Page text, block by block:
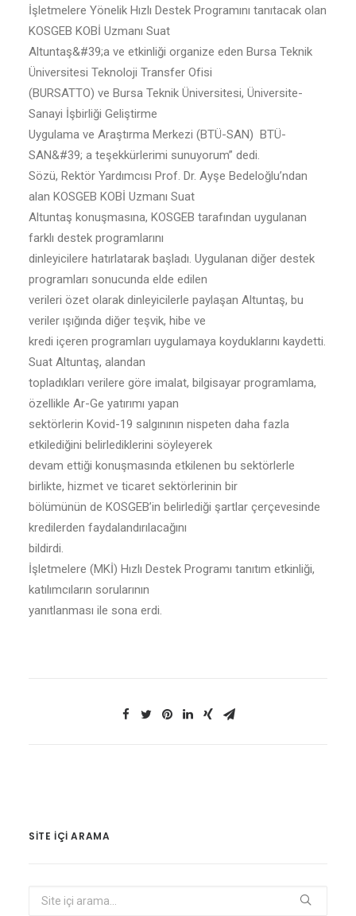
İşletmelere Yönelik Hızlı Destek Programını tanıtacak olan
KOSGEB KOBİ Uzmanı Suat
Altuntaş&#39;a ve etkinliği organize eden Bursa Teknik
Üniversitesi Teknoloji Transfer Ofisi
(BURSATTO) ve Bursa Teknik Üniversitesi, Üniversite-
Sanayi İşbirliği Geliştirme
Uygulama ve Araştırma Merkezi (BTÜ-SAN) BTÜ-
SAN&#39; a teşekkürlerimi sunuyorum” dedi.
Sözü, Rektör Yardımcısı Prof. Dr. Ayşe Bedeloğlu’ndan
alan KOSGEB KOBİ Uzmanı Suat
Altuntaş konuşmasına, KOSGEB tarafından uygulanan
farklı destek programlarını
dinleyicilere hatırlatarak başladı. Uygulanan diğer destek
programları sonucunda elde edilen
verileri özet olarak dinleyicilerle paylaşan Altuntaş, bu
veriler ışığında diğer teşvik, hibe ve
kredi içeren programları uygulamaya koyduklarını kaydetti.
Suat Altuntaş, alandan
topladıkları verilere göre imalat, bilgisayar programlama,
özellikle Ar-Ge yatırımı yapan
sektörlerin Kovid-19 salgınının nispeten daha fazla
etkilediğini belirlediklerini söyleyerek
devam ettiği konuşmasında etkilenen bu sektörlerle
birlikte, hizmet ve ticaret sektörlerinin bir
bölümünün de KOSGEB’in belirlediği şartlar çerçevesinde
kredilerden faydalandırılacağını
bildirdi.
İşletmelere (MKİ) Hızlı Destek Programı tanıtım etkinliği,
katılımcıların sorularının
yanıtlanması ile sona erdi.
SITE IÇI ARAMA